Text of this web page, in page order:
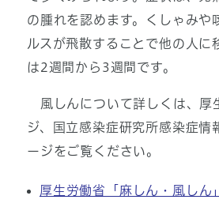
の腫れを認めます。くしゃみや
ルスが飛散することで他の人に
は2週間から3週間です。
風しんについて詳しくは、厚
ジ、国立感染症研究所感染症情
ージをご覧ください。
厚生労働省「麻しん・風しん